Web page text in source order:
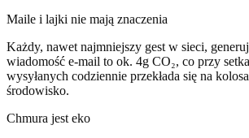
Maile i lajki nie mają znaczenia
Każdy, nawet najmniejszy gest w sieci,
wiadomość e-mail to ok. 4g CO₂, co przy
wysyłanych codziennie przekłada się na
środowisko.
Chmura jest eko